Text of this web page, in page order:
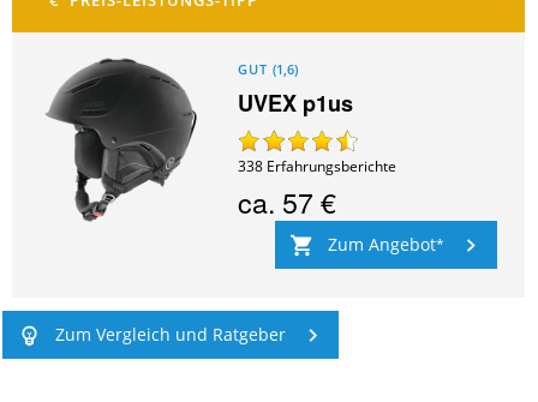
GUT (1,6)
UVEX p1us
338 Erfahrungsberichte
ca. 57 €
Zum Angebot
Zum Vergleich und Ratgeber